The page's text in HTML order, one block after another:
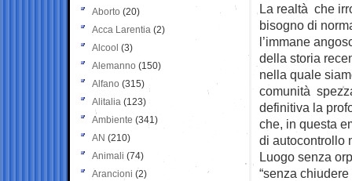
La realtà che
bisogno di
l’immane
della storia
nella quale
comunità
definitiva la
che, in questa
di autocontrollo
Luogo senza
“senza
Aborto (20)
Acca Larentia (2)
Alcool (3)
Alemanno (150)
Alfano (315)
Alitalia (123)
Ambiente (341)
AN (210)
Animali (74)
Arancioni (2)